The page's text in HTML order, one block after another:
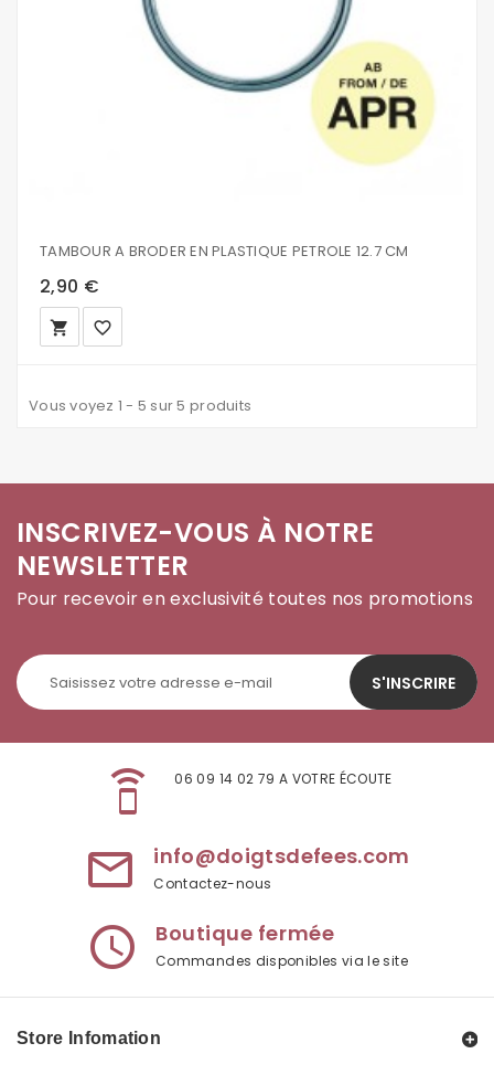
TAMBOUR A BRODER EN PLASTIQUE PETROLE 12.7 CM
2,90 €
local_grocery_store favorite_border
Vous voyez 1 - 5 sur 5 produits
INSCRIVEZ-VOUS À NOTRE
NEWSLETTER
Pour recevoir en exclusivité toutes nos promotions
S'INSCRIRE
speaker_phone 06 09 14 02 79 A VOTRE ÉCOUTE
mail_outline info@doigtsdefees.com
Contactez-nous
access_time Boutique fermée
Commandes disponibles via le site
Store Infomation